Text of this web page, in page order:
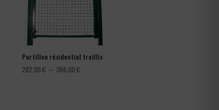
Portillon résidentiel treillis
282,00€ – 366,00€Plage